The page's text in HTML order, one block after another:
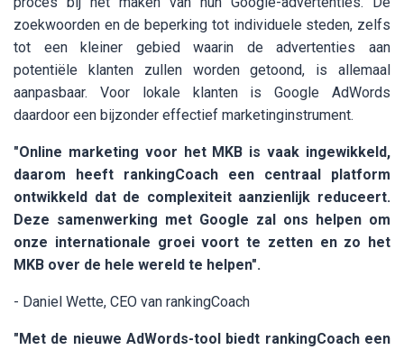
zoekwoorden en de beperking tot individuele steden, zelfs
tot een kleiner gebied waarin de advertenties aan
potentiële klanten zullen worden getoond, is allemaal
aanpasbaar. Voor lokale klanten is Google AdWords
daardoor een bijzonder effectief marketinginstrument.
"Online marketing voor het MKB is vaak ingewikkeld,
daarom heeft rankingCoach een centraal platform
ontwikkeld dat de complexiteit aanzienlijk reduceert.
Deze samenwerking met Google zal ons helpen om
onze internationale groei voort te zetten en zo het
MKB over de hele wereld te helpen".
- Daniel Wette, CEO van rankingCoach
"Met de nieuwe AdWords-tool biedt rankingCoach een